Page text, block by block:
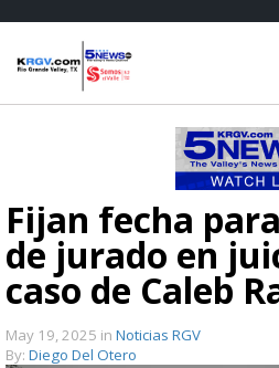
Fijan fecha
de jurado en
caso de Caleb
May 19, 2025 in Noticias RGV
By: Diego Del Otero